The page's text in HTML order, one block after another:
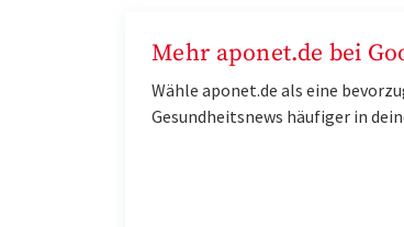
Mehr aponet.de bei
Wähle aponet.de als eine
Gesundheitsnews häufiger in